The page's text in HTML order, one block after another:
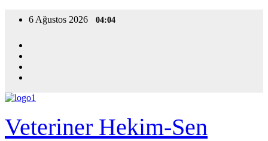
6 Ağustos 2026 04:04
Veteriner Hekim-Sen